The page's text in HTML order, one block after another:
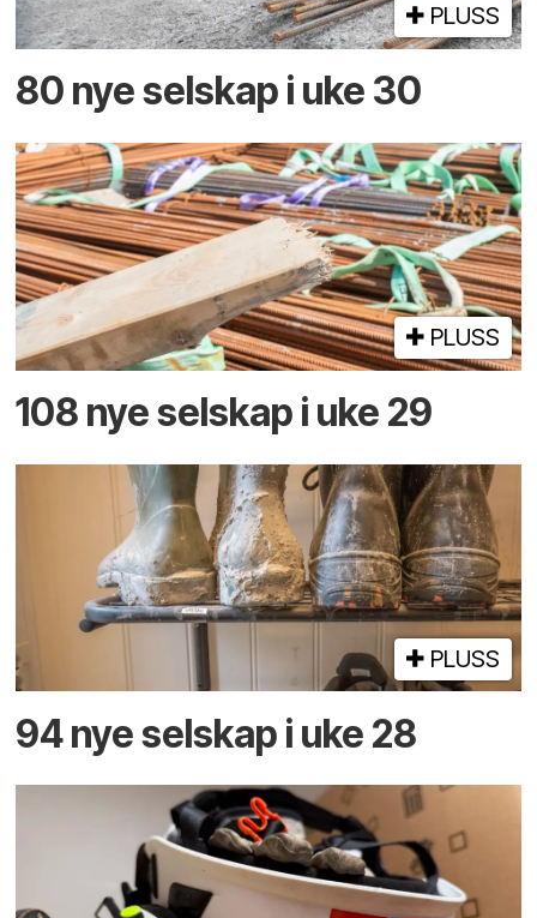
PLUSS
80 nye selskap i uke 30
PLUSS
108 nye selskap i uke 29
PLUSS
94 nye selskap i uke 28